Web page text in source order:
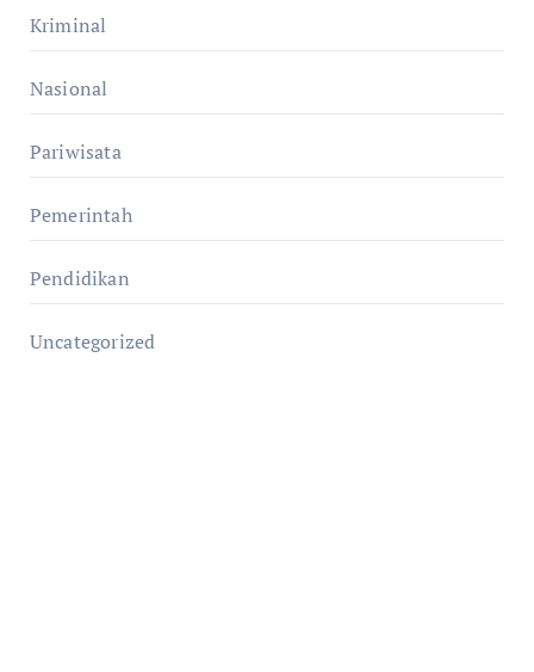
Kriminal
Nasional
Pariwisata
Pemerintah
Pendidikan
Uncategorized